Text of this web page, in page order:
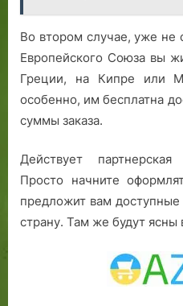
Во втором случае, уже не
Европейского Союза вы
Греции, на Кипре или
особенно, им бесплатна
суммы заказа.
Действует
Просто начните
предложит вам доступные
страну. Там же будут ясны